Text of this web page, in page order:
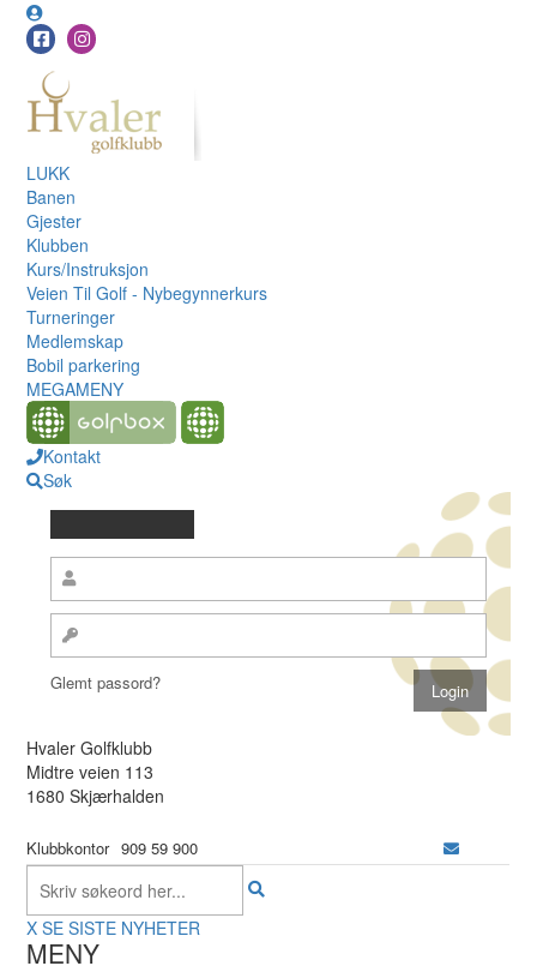
LUKK
Banen
Gjester
Klubben
Kurs/Instruksjon
Veien Til Golf - Nybegynnerkurs
Turneringer
Medlemskap
Bobil parkering
MEGAMENY
Kontakt
Søk
Glemt passord?
Hvaler Golfklubb
Midtre veien 113
1680 Skjærhalden
Klubbkontor 909 59 900
X SE SISTE NYHETER
MENY